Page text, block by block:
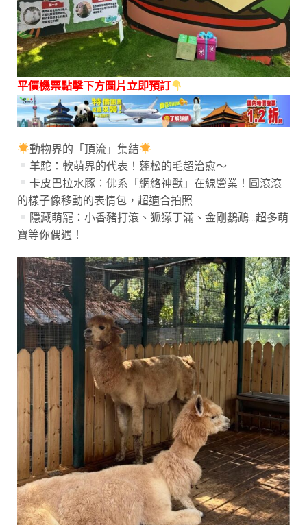
平價機票點擊下方圖片立即預訂
動物界的「頂流」集結
羊駝：軟萌界的代表！蓬松的毛超治愈～
卡皮巴拉水豚：佛系「網絡神獸」在線營業！圓滾滾
的樣子像移動的表情包，超適合拍照
隱藏萌寵：小香豬打滾、狐獴丁滿、金剛鸚鵡…超多萌
寶等你偶遇！